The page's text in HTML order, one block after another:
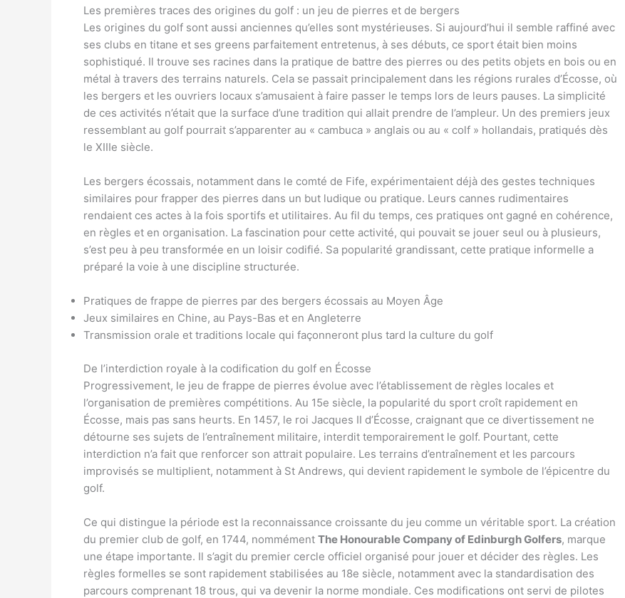
Les premières traces des origines du golf : un jeu de pierres et de bergers
Les origines du golf sont aussi anciennes qu’elles sont mystérieuses. Si aujourd’hui il semble raffiné avec
ses clubs en titane et ses greens parfaitement entretenus, à ses débuts, ce sport était bien moins
sophistiqué. Il trouve ses racines dans la pratique de battre des pierres ou des petits objets en bois ou en
métal à travers des terrains naturels. Cela se passait principalement dans les régions rurales d’Écosse, où
les bergers et les ouvriers locaux s’amusaient à faire passer le temps lors de leurs pauses. La simplicité
de ces activités n’était que la surface d’une tradition qui allait prendre de l’ampleur. Un des premiers jeux
ressemblant au golf pourrait s’apparenter au « cambuca » anglais ou au « colf » hollandais, pratiqués dès
le XIIIe siècle.
Les bergers écossais, notamment dans le comté de Fife, expérimentaient déjà des gestes techniques
similaires pour frapper des pierres dans un but ludique ou pratique. Leurs cannes rudimentaires
rendaient ces actes à la fois sportifs et utilitaires. Au fil du temps, ces pratiques ont gagné en cohérence,
en règles et en organisation. La fascination pour cette activité, qui pouvait se jouer seul ou à plusieurs,
s’est peu à peu transformée en un loisir codifié. Sa popularité grandissant, cette pratique informelle a
préparé la voie à une discipline structurée.
Pratiques de frappe de pierres par des bergers écossais au Moyen Âge
Jeux similaires en Chine, au Pays-Bas et en Angleterre
Transmission orale et traditions locale qui façonneront plus tard la culture du golf
De l’interdiction royale à la codification du golf en Écosse
Progressivement, le jeu de frappe de pierres évolue avec l’établissement de règles locales et
l’organisation de premières compétitions. Au 15e siècle, la popularité du sport croît rapidement en
Écosse, mais pas sans heurts. En 1457, le roi Jacques II d’Écosse, craignant que ce divertissement ne
détourne ses sujets de l’entraînement militaire, interdit temporairement le golf. Pourtant, cette
interdiction n’a fait que renforcer son attrait populaire. Les terrains d’entraînement et les parcours
improvisés se multiplient, notamment à St Andrews, qui devient rapidement le symbole de l’épicentre du
golf.
Ce qui distingue la période est la reconnaissance croissante du jeu comme un véritable sport. La création
du premier club de golf, en 1744, nommément The Honourable Company of Edinburgh Golfers, marque
une étape importante. Il s’agit du premier cercle officiel organisé pour jouer et décider des règles. Les
règles formelles se sont rapidement stabilisées au 18e siècle, notamment avec la standardisation des
parcours comprenant 18 trous, qui va devenir la norme mondiale. Ces modifications ont servi de pilotes